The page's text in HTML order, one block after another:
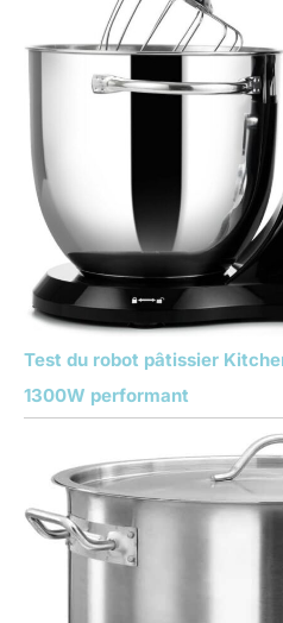
Test du robot pâtissier
1300W performant